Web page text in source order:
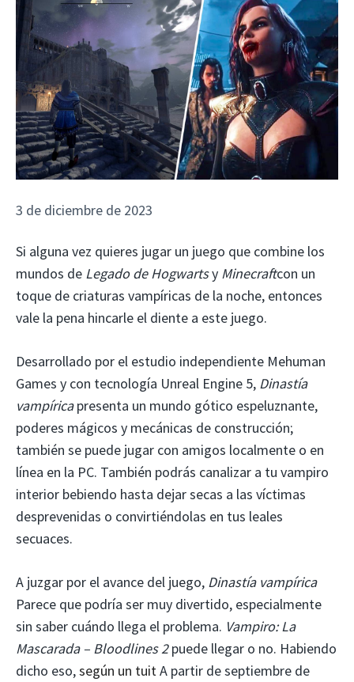
3 de diciembre de 2023
Si alguna vez quieres jugar un juego que combine los
mundos de Legado de Hogwartsy Minecraftcon un
toque de criaturas vampíricas de la noche, entonces
vale la pena hincarle el diente a este juego.
Desarrollado por el estudio independiente Mehuman
Games y con tecnología Unreal Engine 5, Dinastía
vampíricapresenta un mundo gótico espeluznante,
poderes mágicos y mecánicas de construcción;
también se puede jugar con amigos localmente o en
línea en la PC. También podrás canalizar a tu vampiro
interior bebiendo hasta dejar secas a las víctimas
desprevenidas o convirtiéndolas en tus leales
secuaces.
A juzgar por el avance del juego, Dinastía vampírica
Parece que podría ser muy divertido, especialmente
sin saber cuándo llega el problema. Vampiro: La
Mascarada – Bloodlines 2puede llegar o no. Habiendo
dicho eso,según un tuitA partir de septiembre de